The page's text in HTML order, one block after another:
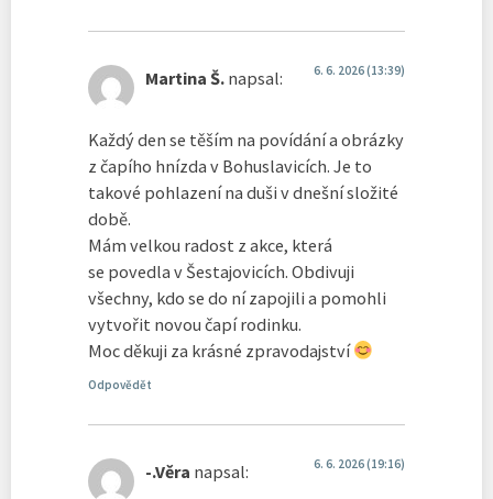
Martina Š. napsal: 6. 6. 2026 (13:39)
Každý den se těším na povídání a obrázky
z čapího hnízda v Bohuslavicích. Je to
takové pohlazení na duši v dnešní složité
době.
Mám velkou radost z akce, která
se povedla v Šestajovicích. Obdivuji
všechny, kdo se do ní zapojili a pomohli
vytvořit novou čapí rodinku.
Moc děkuji za krásné zpravodajství
Odpovědět
-.Věra napsal: 6. 6. 2026 (19:16)